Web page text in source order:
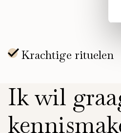
Ik wil